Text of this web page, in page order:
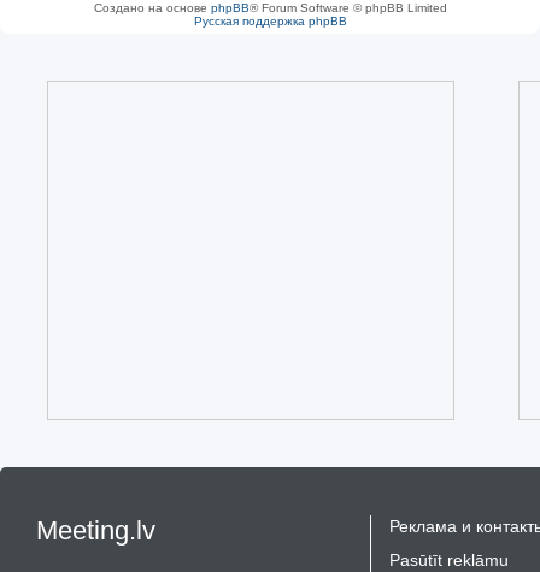
Создано на основе phpBB® Forum Software © phpBB Limited
Русская поддержка phpBB
Meeting.lv
Реклама и
Pasūtīt reklāmu